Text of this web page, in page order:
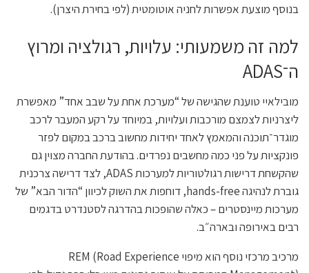
בנוסף מוצעת אפשרות לחניה אוטומטית (לפי בחירת היצרן).
למה זה משמעותי: עלויות, רגולציה ומרוץ
ה־ADAS
מובילאיי טוענת שהגישה של “מערכת אחת על שבב אחד” מאפשרת
ליצרניות לצמצם מורכבות ועלויות, במיוחד על רקע המעבר לרכב
מוגדר־תוכנה והמאמץ לאחד יחידות מחשוב ברכב במקום לפזר
פונקציות על פני כמה מחשבים נפרדים. בהודעת החברה מצוין גם
שהקשחת דרישות רגולטוריות למערכות ADAS, לצד דרישה צרכנית
גוברת לנהיגה hands-free, דוחפות את השוק לכיוון “הדור הבא” של
מערכות מיינסטרים – כאלה שהופכות בהדרגה לסטנדרט בדגמים
רבים באירופה ובארה״ב.
מרכיב מרכזי נוסף הוא מיפוי REM (Road Experience